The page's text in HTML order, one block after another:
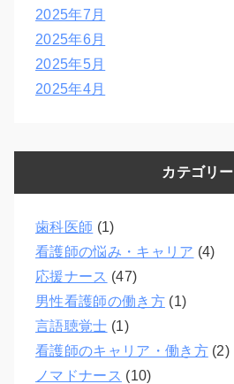
2025年7月
2025年6月
2025年5月
2025年4月
カテゴリー
歯科医師 (1)
看護師の悩み・キャリア (4)
応援ナース (47)
男性看護師の働き方(1)
言語聴覚士 (1)
看護師のキャリア・働き方(2)
ノマドナース (10)